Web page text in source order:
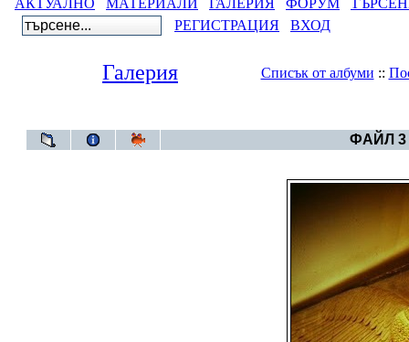
АКТУАЛНО МАТЕРИАЛИ ГАЛЕРИЯ ФОРУМ
РЕГИСТРАЦИЯ
ВХОД
Галерия Списък от албуми ::
ФАЙЛ 3